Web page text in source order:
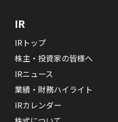
IR
IRトップ
株主・投資家の皆様へ
IRニュース
業績・財務ハイライト
IRカレンダー